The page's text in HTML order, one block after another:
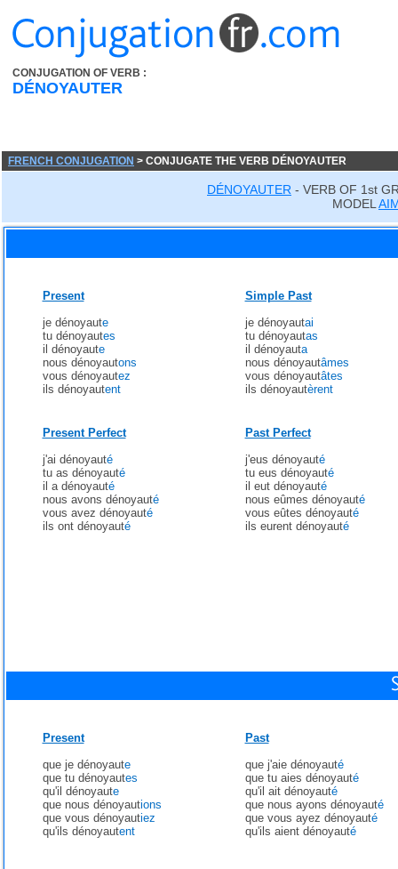
CONJUGATION OF VERB :
DÉNOYAUTER
FRENCH CONJUGATION > CONJUGATE THE VERB DÉNOYAUTER
DÉNOYAUTER - VERB OF 1st
MODEL
Present
je dénoyaute
tu dénoyautes
il dénoyaute
nous dénoyautons
vous dénoyautez
ils dénoyautent
Simple Past
je dénoyautai
tu dénoyautas
il dénoyauta
nous dénoyautâmes
vous dénoyautâtes
ils dénoyautèrent
Present Perfect
j'ai dénoyauté
tu as dénoyauté
il a dénoyauté
nous avons dénoyauté
vous avez dénoyauté
ils ont dénoyauté
Past Perfect
j'eus dénoyauté
tu eus dénoyauté
il eut dénoyauté
nous eûmes dénoyauté
vous eûtes dénoyauté
ils eurent dénoyauté
Present
que je dénoyaute
que tu dénoyautes
qu'il dénoyaute
que nous dénoyautions
que vous dénoyautiez
qu'ils dénoyautent
Past
que j'aie dénoyauté
que tu aies dénoyauté
qu'il ait dénoyauté
que nous ayons dénoyauté
que vous ayez dénoyauté
qu'ils aient dénoyauté